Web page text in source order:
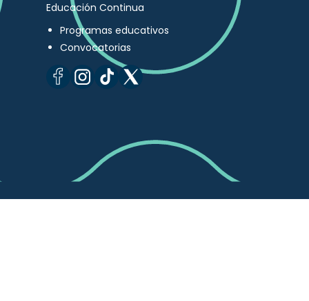
Educación Continua
Programas educativos
Convocatorias